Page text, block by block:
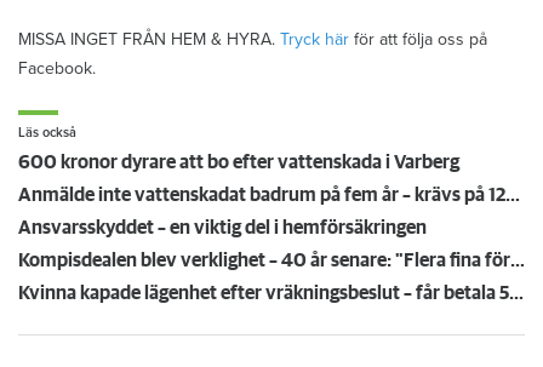
MISSA INGET FRÅN HEM & HYRA. Tryck här för att följa oss på
Facebook.
Läs också
600 kronor dyrare att bo efter vattenskada i Varberg
Anmälde inte vattenskadat badrum på fem år – krävs på 125 000 kronor
Ansvarsskyddet – en viktig del i hemförsäkringen
Kompisdealen blev verklighet – 40 år senare: "Flera fina fördelar med att dela bostad"
Kvinna kapade lägenhet efter vräkningsbeslut – får betala 50 000